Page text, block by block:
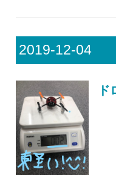
2019-12-04